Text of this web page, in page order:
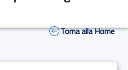
Torna alla Home